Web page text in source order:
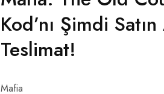
Kod’nı Şimdi
Teslimat!
Mafia